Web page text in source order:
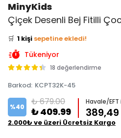
MinyKids
Çiçek Desenli Bej Fitilli
👀 Şu an3 kişi
inceliyor!
⭐️
Bu ürünü
favoriledi!
🛒 1 kişi sepetine ekledi!
✅ Bugün 1 adet
Tükeniyor
18 değerlendirme
Barkod: KCPT32K-45
%40 ₺ 679.00
₺ 409.99
Havale/
389,49
2.000₺ ve üzeri Ücretsiz Kargo